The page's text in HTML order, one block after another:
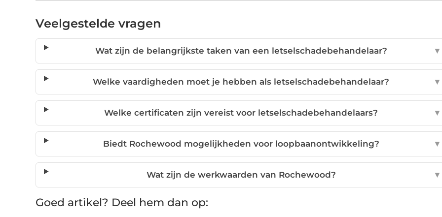
Veelgestelde vragen
Wat zijn de belangrijkste taken van een letselschadebehandelaar? ▼
Welke vaardigheden moet je hebben als letselschadebehandelaar? ▼
Welke certificaten zijn vereist voor letselschadebehandelaars? ▼
Biedt Rochewood mogelijkheden voor loopbaanontwikkeling? ▼
Wat zijn de werkwaarden van Rochewood? ▼
Goed artikel? Deel hem dan op: